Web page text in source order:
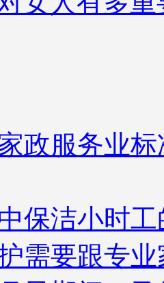
政服务业
保洁小时
需要跟专